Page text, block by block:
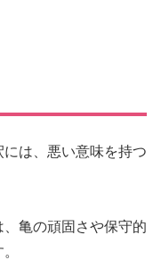
は、悪い意味を持つ
亀の頑固さや保守的